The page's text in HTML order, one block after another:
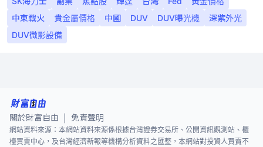
中東戰火
貴金屬價格 中國 DUV DUV曝光機
深紫外光
DUV微影設備
關於財富自由 免責聲明
網站資料來源：本網站資料來源係根據台灣證券交易所、公開資訊觀測站、櫃
檯買賣中心，及台灣經濟新報等機構分析資料之匯整，本網站對投資人買賣不